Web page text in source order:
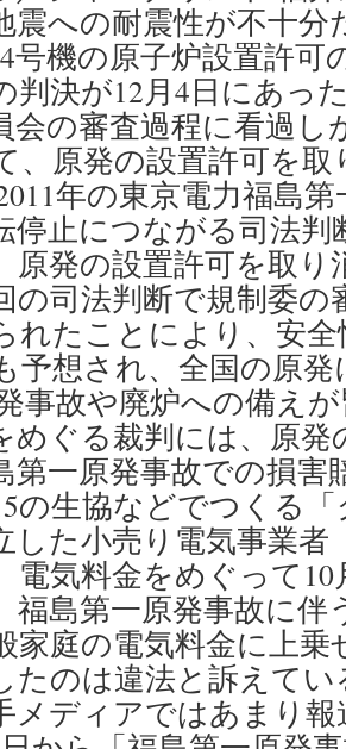
震への耐震性が不十
号機の原子炉設置許可
判決が12月4日にあっ
会の審査過程に看過
、原発の設置許可を
年の東京電力福島第
停止につながる司法判
原発の設置許可を取り
の司法判断で規制委の
れたことにより、安
予想され、全国の原
事故や廃炉への備え
ぐる裁判には、原発
第一原発事故での損害
の生協などでつくる
した小売り電気事業者
電気料金をめぐって10
福島第一原発事故に伴
家庭の電気料金に上
たのは違法と訴えて
メディアではあまり